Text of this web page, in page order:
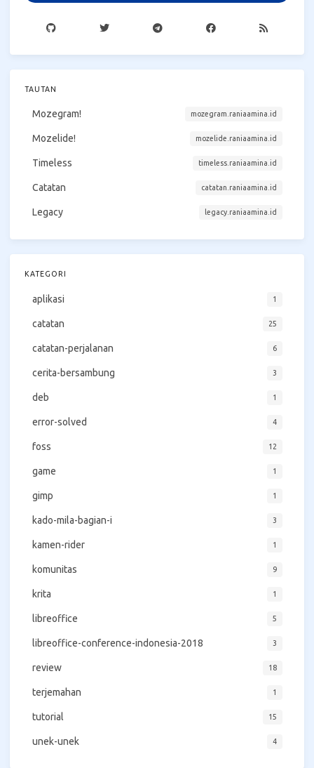
TAUTAN
Mozegram! mozegram.raniaamina.id
Mozelide! mozelide.raniaamina.id
Timeless timeless.raniaamina.id
Catatan catatan.raniaamina.id
Legacy legacy.raniaamina.id
KATEGORI
aplikasi 1
catatan 25
catatan-perjalanan 6
cerita-bersambung 3
deb 1
error-solved 4
foss 12
game 1
gimp 1
kado-mila-bagian-i 3
kamen-rider 1
komunitas 9
krita 1
libreoffice 5
libreoffice-conference-indonesia-2018 3
review 18
terjemahan 1
tutorial 15
unek-unek 4